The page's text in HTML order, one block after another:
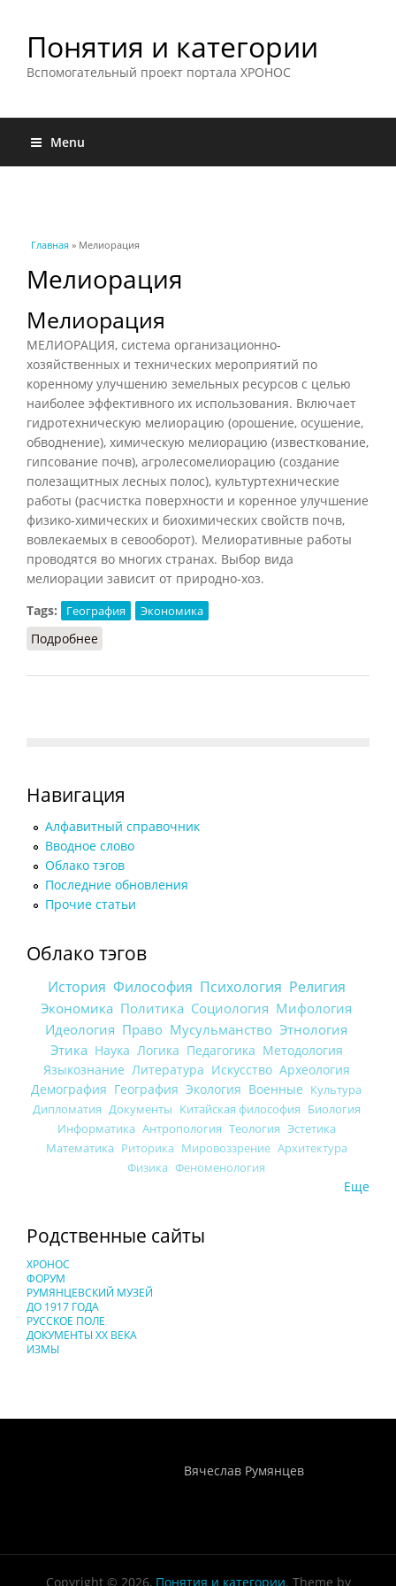
Понятия и категории
Вспомогательный проект портала ХРОНОС
Menu
Вы здесь
Главная » Мелиорация
Мелиорация
Мелиорация
МЕЛИОРАЦИЯ, система организационно-
хозяйственных и технических мероприятий по
коренному улучшению земельных ресурсов с целью
наиболее эффективного их использования. Включает
гидротехническую мелиорацию (орошение, осушение,
обводнение), химическую мелиорацию (известкование,
гипсование почв), агролесомелиорацию (создание
полезащитных лесных полос), культуртехнические
работы (расчистка поверхности и коренное улучшение
физико-химических и биохимических свойств почв,
вовлекаемых в севооборот). Мелиоративные работы
проводятся во многих странах. Выбор вида
мелиорации зависит от природно-хоз.
Tags:
География Экономика
Подробнее
Навигация
Алфавитный справочник
Вводное слово
Облако тэгов
Последние обновления
Прочие статьи
Облако тэгов
История Философия Психология Религия
Экономика Политика Социология Мифология
Идеология Право Мусульманство Этнология
Этика Наука Логика Педагогика Методология
Языкознание Литература Искусство Археология
Демография География Экология Военные Культура
Дипломатия Документы Китайская философия Биология
Информатика Антропология Теология Эстетика
Математика Риторика Мировоззрение Архитектура
Физика Феноменология
Еще
Родственные сайты
ХРОНОС
ФОРУМ
РУМЯНЦЕВСКИЙ МУЗЕЙ
ДО 1917 ГОДА
РУССКОЕ ПОЛЕ
ДОКУМЕНТЫ XX ВЕКА
ИЗМЫ
Вячеслав Румянцев
Copyright © 2026, Понятия и категории. Theme by